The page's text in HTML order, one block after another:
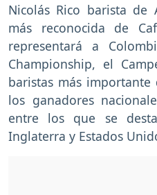
Nicolás Rico barista de
más reconocida de
representará a
Championship, el
baristas más
los ganadores
entre los que se
Inglaterra y Estados